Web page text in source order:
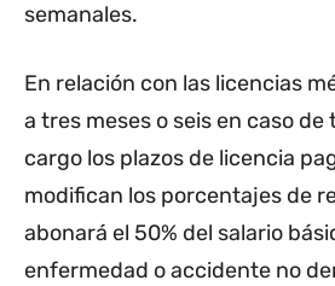
semanales.
En relación con las licencias
a tres meses o seis en caso
cargo los plazos de licencia
modifican los porcentajes de
abonará el 50% del salario
enfermedad o accidente no